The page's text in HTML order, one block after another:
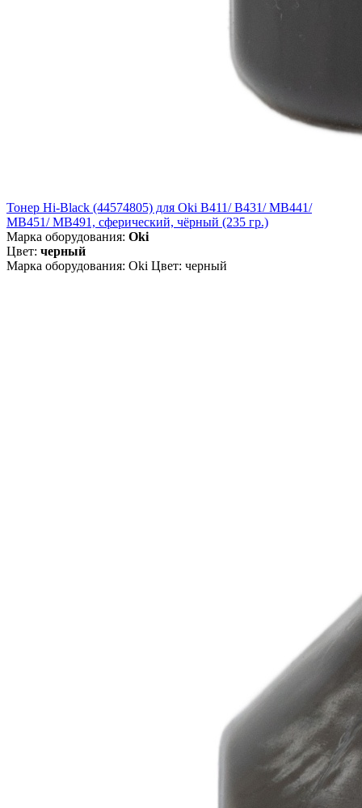
Тонер Hi-Black (44574805) для Oki B411/ B431/ MB441/
MB451/ MB491, сферический, чёрный (235 гр.)
Марка оборудования: Oki
Цвет: черный
Марка оборудования: Oki Цвет: черный